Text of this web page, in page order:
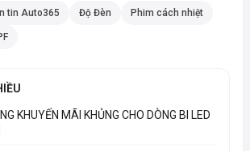
tin Auto365 Độ Đèn Phim cách nhiệt
KHUYẾN MÃI KHỦNG CHO DÒNG BI LED